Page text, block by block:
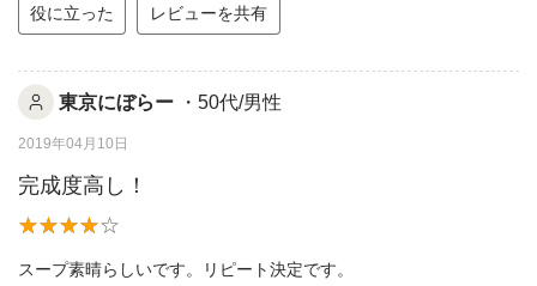
役に立った レビューを共有
東京にぼらー ・50代/男性
2019年04月10日
完成度高し！
スープ素晴らしいです。リピート決定です。